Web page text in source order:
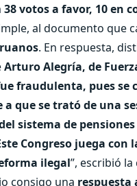
38 votos a favor, 10 en
al documento que
. En respuesta,
Arturo Alegría, de
fraudulenta, pues se
que se trató de una
sistema de
Congreso juega con
ilegal”, escribió
consigo una respuesta